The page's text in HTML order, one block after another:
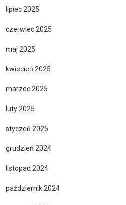
lipiec 2025
czerwiec 2025
maj 2025
kwiecień 2025
marzec 2025
luty 2025
styczeń 2025
grudzień 2024
listopad 2024
październik 2024